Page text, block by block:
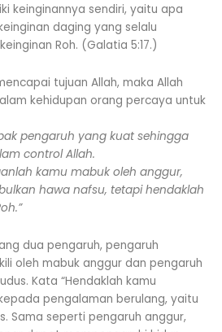
keinginannya sendiri, yaitu apa
daging yang selalu
Roh. (Galatia 5:17.)
tujuan Allah, maka Allah
kehidupan orang percaya untuk
pengaruh yang kuat sehingga
control Allah.
kamu mabuk oleh anggur,
hawa nafsu, tetapi hendaklah
dua pengaruh, pengaruh
oleh mabuk anggur dan pengaruh
Kata “Hendaklah kamu
pengalaman berulang, yaitu
Sama seperti pengaruh anggur,